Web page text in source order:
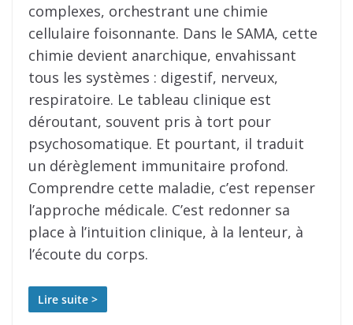
complexes, orchestrant une chimie
cellulaire foisonnante. Dans le SAMA, cette
chimie devient anarchique, envahissant
tous les systèmes : digestif, nerveux,
respiratoire. Le tableau clinique est
déroutant, souvent pris à tort pour
psychosomatique. Et pourtant, il traduit
un dérèglement immunitaire profond.
Comprendre cette maladie, c’est repenser
l’approche médicale. C’est redonner sa
place à l’intuition clinique, à la lenteur, à
l’écoute du corps.
Lire suite >